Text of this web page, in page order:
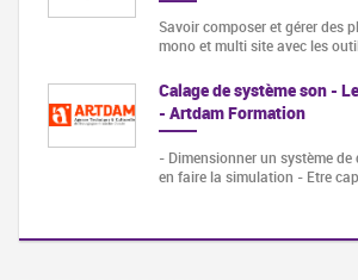
Savoir composer et gérer des
mono et multi site avec les
Calage de système son -
- Artdam Formation
- Dimensionner un système
en faire la simulation - Etre